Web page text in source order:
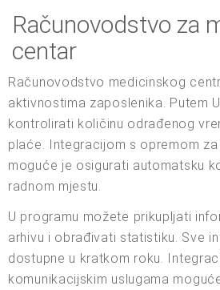
Računovodstvo za
centar
Računovodstvo medicinskog
aktivnostima zaposlenika. Putem
kontrolirati količinu odrađenog
plaće. Integracijom s opremom
moguće je osigurati automatsku
radnom mjestu.
U programu možete prikupljati
arhivu i obrađivati statistiku. Sve
dostupne u kratkom roku.
komunikacijskim uslugama